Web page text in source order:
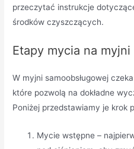
przeczytać instrukcje
środków czyszczących.
Etapy mycia na myjni
W myjni samoobsługowej
które pozwolą na dokładne
Poniżej przedstawiamy je krok
Mycie wstępne –